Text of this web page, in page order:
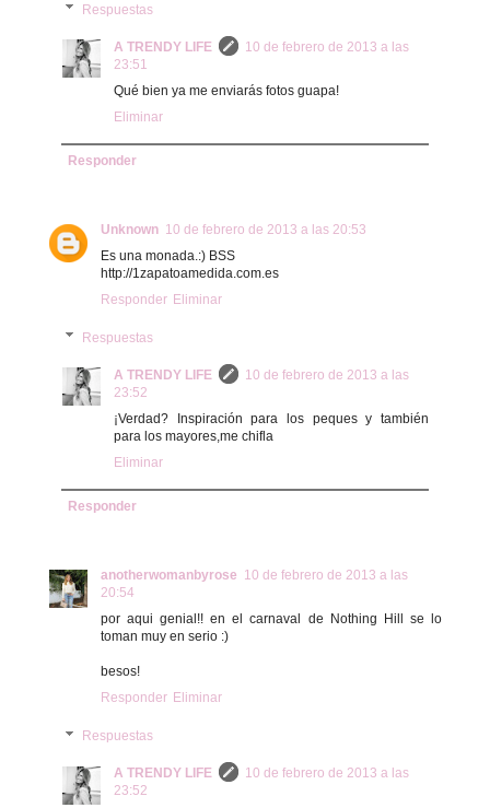
Respuestas
A TRENDY LIFE
10 de febrero de 2013 a las
23:51
Qué bien ya me enviarás fotos guapa!
Eliminar
Responder
Unknown 10 de febrero de 2013 a las 20:53
Es una monada.:) BSS
http://1zapatoamedida.com.es
Responder Eliminar
Respuestas
A TRENDY LIFE
10 de febrero de 2013 a las
23:52
¡Verdad? Inspiración para los peques y también
para los mayores,me chifla
Eliminar
Responder
anotherwomanbyrose 10 de febrero de 2013 a las
20:54
por aqui genial!! en el carnaval de Nothing Hill se lo
toman muy en serio :)
besos!
Responder Eliminar
Respuestas
A TRENDY LIFE
10 de febrero de 2013 a las
23:52